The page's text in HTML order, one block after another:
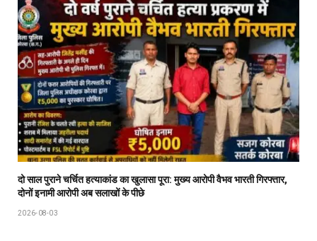
दो साल पुराने चर्चित हत्याकांड का खुलासा पूरा: मुख्य आरोपी वैभव भारती गिरफ्तार,
दोनों इनामी आरोपी अब सलाखों के पीछे
2026-08-03